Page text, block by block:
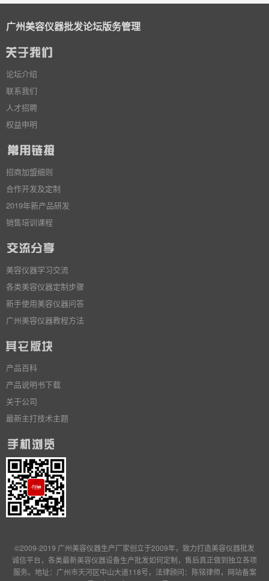
广州美容仪器批发论坛版务管理
论坛介绍
联系我们
人才招聘
权益申明
招商加盟细则
合作开发及定制
2019年新产品研发
销售培训课程
美容仪器学习交流
各类美容仪器定制步骤
新手使用美容仪器问答
广州美容仪器教程方法
产品百科
产品说明书下载
关于公司
最新主打技术主题
©2009-2019 广州美容仪器生产厂家创立于2009年，致力打造美容仪器批发
诚信平台，各类最新美容仪器设备生产批发如何定制，售后真正做到独立各项
服务。地址：广州市天河区中山大道118号，法律顾问：陈铭律师，网站备案